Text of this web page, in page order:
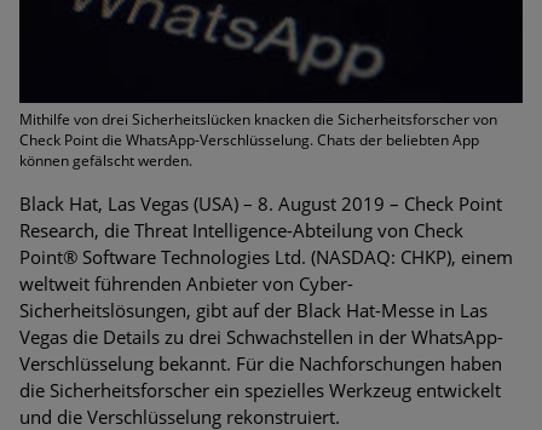
Mithilfe von drei Sicherheitslücken knacken die Sicherheitsforscher von
Check Point die WhatsApp-Verschlüsselung. Chats der beliebten App
können gefälscht werden.
Black Hat, Las Vegas (USA) – 8. August 2019 – Check Point
Research, die Threat Intelligence-Abteilung von Check
Point® Software Technologies Ltd. (NASDAQ: CHKP), einem
weltweit führenden Anbieter von Cyber-
Sicherheitslösungen, gibt auf der Black Hat-Messe in Las
Vegas die Details zu drei Schwachstellen in der WhatsApp-
Verschlüsselung bekannt. Für die Nachforschungen haben
die Sicherheitsforscher ein spezielles Werkzeug entwickelt
und die Verschlüsselung rekonstruiert.